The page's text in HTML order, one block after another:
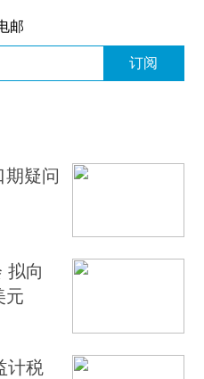
邮
订阅
疑问
拟向
元
计税